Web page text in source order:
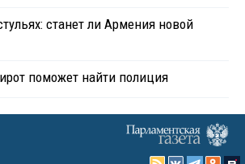
станет ли Армения новой
поможет найти полиция